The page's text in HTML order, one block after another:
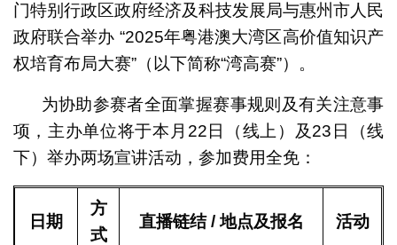
门特别行政区政府经济及科技发展局与惠州市人民
政府联合举办 “2025年粤港澳大湾区高价值知识产
权培育布局大赛”（以下简称“湾高赛”）。
为协助参赛者全面掌握赛事规则及有关注意事
项，主办单位将于本月22日（线上）及23日（线
下）举办两场宣讲活动，参加费用全免：
日期
方
式
直播链结 / 地点及报名 活动